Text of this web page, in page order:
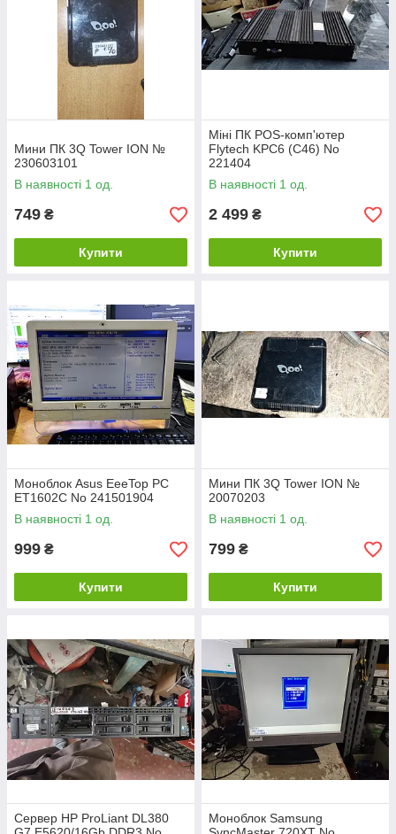
Мини ПК 3Q Tower ION №
230603101
В наявності 1 од.
749 ₴
Купити
Міні ПК POS-комп'ютер
Flytech KPC6 (C46) No
221404
В наявності 1 од.
2 499 ₴
Купити
Моноблок Asus EeeTop PC
ET1602C No 241501904
В наявності 1 од.
999 ₴
Купити
Мини ПК 3Q Tower ION №
20070203
В наявності 1 од.
799 ₴
Купити
Сервер HP ProLiant DL380
Моноблок Samsung